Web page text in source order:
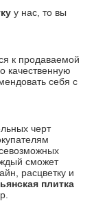
у нас, то вы
к продаваемой
качественную
себя с
черт
сможет
расцветку и
плитка